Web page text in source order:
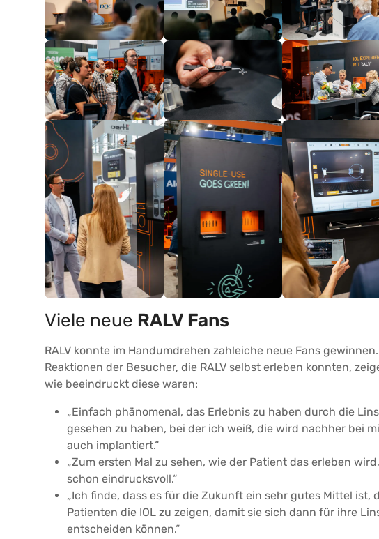
Viele neue RALV Fans
RALV konnte im Handumdrehen zahleiche neue Fans
Reaktionen der Besucher, die RALV selbst erleben konnten,
wie beeindruckt diese waren:
„Einfach phänomenal, das Erlebnis zu haben durch die
gesehen zu haben, bei der ich weiß, die wird nachher bei
auch implantiert.“
„Zum ersten Mal zu sehen, wie der Patient das erleben
schon eindrucksvoll.“
„Ich finde, dass es für die Zukunft ein sehr gutes Mittel ist,
Patienten die IOL zu zeigen, damit sie sich dann für ihre
entscheiden können.“